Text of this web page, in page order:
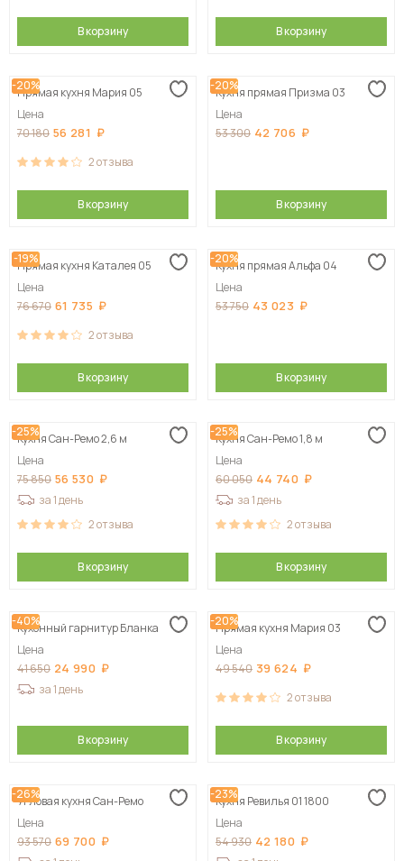
В корзину В корзину
-20%
Прямая кухня Мария 05
Цена
70 180 56 281
2отзыва
В корзину
-20%
Кухня прямая Призма 03
Цена
53 300 42 706
В корзину
-19%
Прямая кухня Каталея 05
Цена
76 670 61 735
2отзыва
В корзину
-20%
Кухня прямая Альфа 04
Цена
53 750 43 023
В корзину
-25%
Кухня Сан-Ремо 2,6 м
Цена
75 850 56 530
за 1 день
2отзыва
В корзину
-25%
Кухня Сан-Ремо 1,8 м
Цена
60 050 44 740
за 1 день
2отзыва
В корзину
-40%
Кухонный гарнитур Бланка
Цена
41 650 24 990
за 1 день
В корзину
-20%
Прямая кухня Мария 03
Цена
49 540 39 624
2отзыва
В корзину
-26%
Угловая кухня Сан-Ремо
Цена
93 570 69 700
-23%
Кухня Ревилья 01 1800
Цена
54 930 42 180